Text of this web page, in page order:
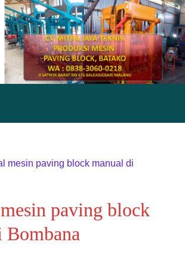
mesin paving block manual di
paving block
Bombana